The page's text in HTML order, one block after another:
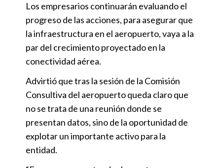
Los empresarios continuarán evaluando el
progreso de las acciones, para asegurar que
la infraestructura en el aeropuerto, vaya a la
par del crecimiento proyectado en la
conectividad aérea.
Advirtió que tras la sesión de la Comisión
Consultiva del aeropuerto queda claro que
no se trata de una reunión donde se
presentan datos, sino de la oportunidad de
explotar un importante activo para la
entidad.